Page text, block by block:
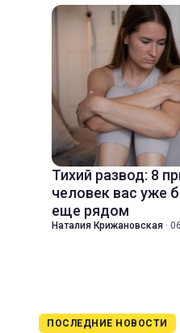
Тихий развод: 8
человек вас уже
еще рядом
Наталия Крижановская ·
ПОСЛЕДНИЕ НОВОСТИ